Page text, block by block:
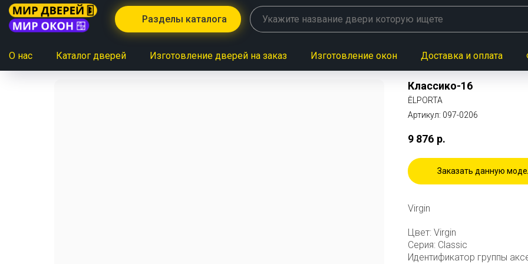
Разделы каталога
О нас Каталог дверей Изготовление дверей на заказ Изготовление окон Доставка и оплата
Классико-16
ĒLPORTA
Артикул: 097-0206
9 876 р.
Заказать данную
Virgin
Цвет: Virgin
Серия: Classic
Идентификатор группы